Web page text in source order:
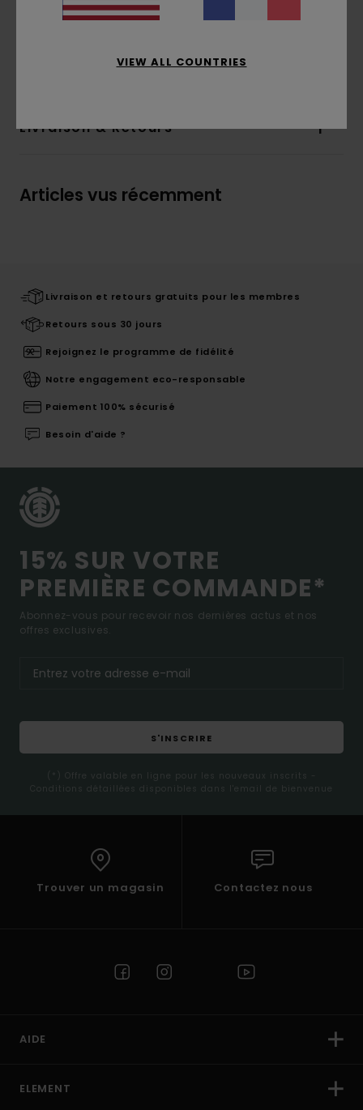
Traçabilité du produit (Loi Agec)
Livraison & Retours
Articles vus récemment
Livraison et retours gratuits pour les membres
Retours sous 30 jours
Rejoignez le programme de fidélité
Notre engagement eco-responsable
Paiement 100% sécurisé
Besoin d'aide ?
15% SUR VOTRE
PREMIÈRE COMMANDE*
Abonnez-vous pour recevoir nos dernières actus et nos
offres exclusives.
S'INSCRIRE
(*) Offre valable en ligne pour les nouveaux inscrits -
Conditions détaillées disponibles dans l'email de bienvenue
Trouver un magasin Contactez nous
AIDE
ELEMENT
VIEW ALL COUNTRIES